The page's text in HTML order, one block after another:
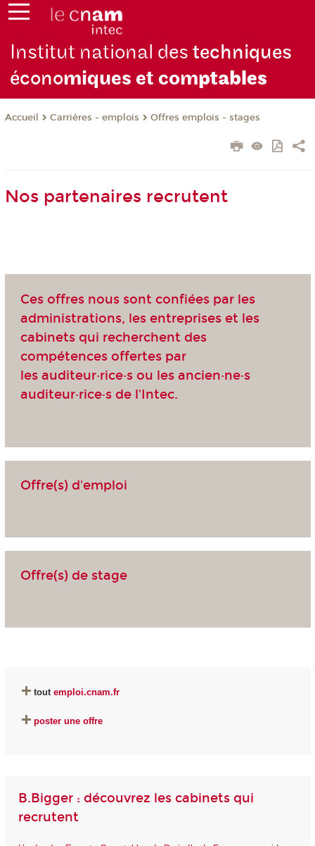
Institut national destechniques
économiques et comptables
Accueil Carrières - emplois Offres emplois - stages
Nos partenaires recrutent
Ces offres nous sont confiées par les
administrations, les entreprises et les
cabinets qui recherchent des
compétences offertes par
les auditeur·rice·s ou les ancien·ne·s
auditeur·rice·s de l'Intec.
Offre(s) d'emploi
Offre(s) de stage
tout emploi.cnam.fr
poster une offre
B.Bigger : découvrez les cabinets qui
recrutent